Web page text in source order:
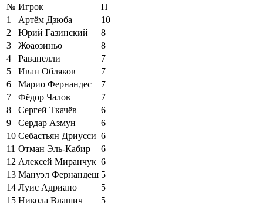
№ Игрок
П
1
Артём Дзюба
10
2
Юрий Газинский
8
3
Жоаозиньо
8
4
Раванелли
7
5
Иван Обляков
7
6
Марио Фернандес
7
7
Фёдор Чалов
7
8
Сергей Ткачёв
6
9
Сердар Азмун
6
10 Себастьян Дриусси 6
11 Отман Эль-Кабир
6
12 Алексей Миранчук 6
13 Мануэл Фернандеш 5
14 Луис Адриано
5
15 Никола Влашич 5